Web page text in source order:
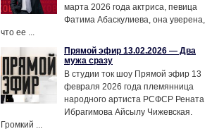
марта 2026 года актриса, певица
Фатима Абаскулиева, она уверена,
что ее ...
Прямой эфир 13.02.2026 — Два
мужа сразу
В студии ток шоу Прямой эфир 13
февраля 2026 года племянница
народного артиста РСФСР Рената
Ибрагимова Айсылу Чижевская.
Громкий ...